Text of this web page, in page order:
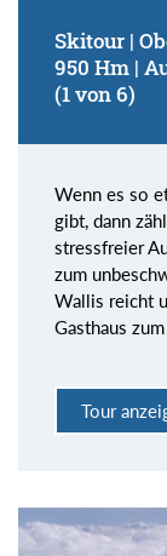
Skitour |
950 Hm |
(1 von 6)
Wenn es so
gibt, dann
stressfreier
zum
Wallis reicht
Gasthaus
Tour